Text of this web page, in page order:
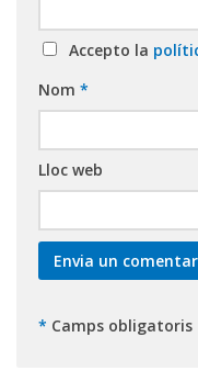
Accepto la
Nom *
Lloc web
* Camps obligatoris